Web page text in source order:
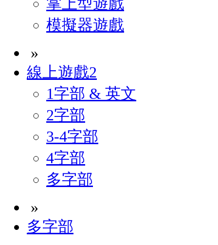
模擬器遊戲
»
線上遊戲2
1字部 & 英文
2字部
3-4字部
4字部
多字部
»
多字部